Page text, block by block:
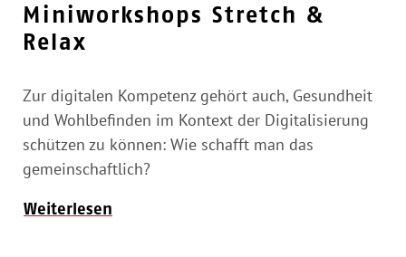
Miniworkshops Stretch &
Relax
Zur digitalen Kompetenz gehört auch, Gesundheit
und Wohlbefinden im Kontext der Digitalisierung
schützen zu können: Wie schafft man das
gemeinschaftlich?
Weiterlesen